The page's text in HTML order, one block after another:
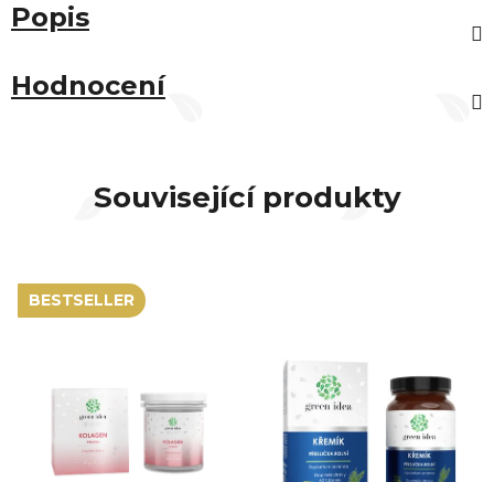
Popis
Hodnocení
Související produkty
BESTSELLER